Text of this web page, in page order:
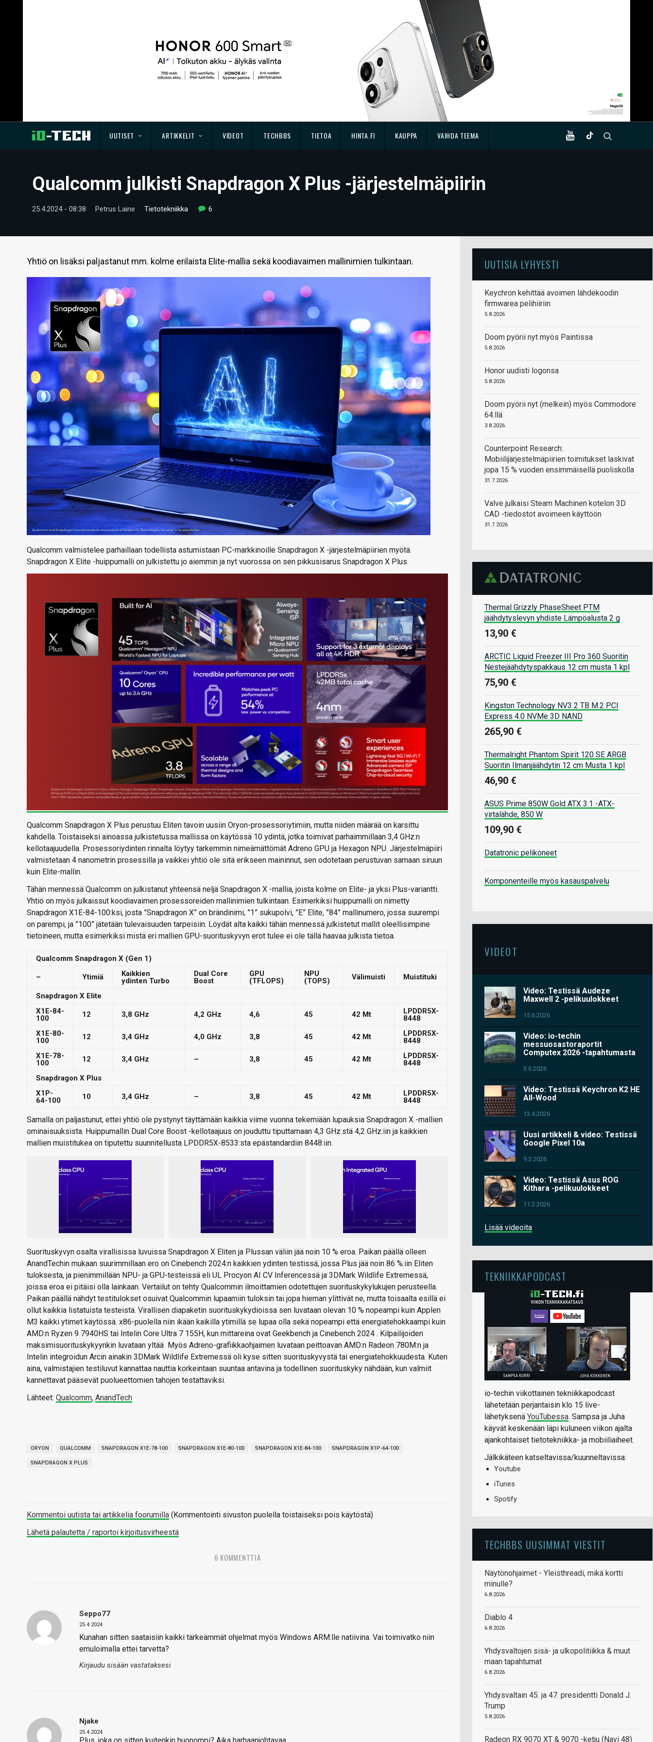
UUTISET ARTIKKELIT VIDEOT TECHBBS TIETOA HINTA.FI KAUPPA VAIHDA TEEMA
Qualcomm julkisti Snapdragon X Plus -järjestelmäpiirin
25.4.2024 - 08:38 Petrus Laine Tietotekniikka 6
Yhtiö on lisäksi paljastanut mm. kolme erilaista Elite-mallia sekä koodiavaimen mallinimien tulkintaan.
Qualcomm valmistelee parhaillaan todellista astumistaan PC-markkinoille Snapdragon X -järjestelmäpiirien myötä.
Snapdragon X Elite -huippumalli on julkistettu jo aiemmin ja nyt vuorossa on sen pikkusisarus Snapdragon X Plus.
Qualcomm Snapdragon X Plus perustuu Eliten tavoin uusiin Oryon-prosessoriytimiin, mutta niiden määrää on karsittu
kahdella. Toistaiseksi ainoassa julkistetussa mallissa on käytössä 10 ydintä, jotka toimivat parhaimmillaan 3,4 GHz:n
kellotaajuudella. Prosessoriydinten rinnalta löytyy tarkemmin nimeämättömät Adreno GPU ja Hexagon NPU. Järjestelmäpiiri
valmistetaan 4 nanometrin prosessilla ja vaikkei yhtiö ole sitä erikseen maininnut, sen odotetaan perustuvan samaan siruun
kuin Elite-mallin.
Tähän mennessä Qualcomm on julkistanut yhteensä neljä Snapdragon X -mallia, joista kolme on Elite- ja yksi Plus-variantti.
Yhtiö on myös julkaissut koodiavaimen prosessoreiden mallinimien tulkintaan. Esimerkiksi huippumalli on nimetty
Snapdragon X1E-84-100:ksi, josta ”Snapdragon X” on brändinimi, ”1” sukupolvi, ”E” Elite, ”84” mallinumero, jossa suurempi
on parempi, ja ”100” jätetään tulevaisuuden tarpeisiin. Löydät alta kaikki tähän mennessä julkistetut mallit oleellisimpine
tietoineen, mutta esimerkiksi mistä eri mallien GPU-suorituskyvyn erot tulee ei ole tällä haavaa julkista tietoa.
Qualcomm Snapdragon X (Gen 1)
– Ytimiä
Kaikkien
ydinten Turbo
Dual Core
Boost
GPU
(TFLOPS)
NPU
(TOPS)
Välimuisti Muistituki
Snapdragon X Elite
X1E-84-
100
12 3,8 GHz 4,2 GHz 4,6 45 42 Mt
LPDDR5X-
8448
X1E-80-
100
12 3,4 GHz 4,0 GHz 3,8 45 42 Mt
LPDDR5X-
8448
X1E-78-
100
12 3,4 GHz – 3,8 45 42 Mt
LPDDR5X-
8448
Snapdragon X Plus
X1P-
64-100
10 3,4 GHz – 3,8 45 42 Mt
LPDDR5X-
8448
Samalla on paljastunut, ettei yhtiö ole pystynyt täyttämään kaikkia viime vuonna tekemiään lupauksia Snapdragon X -mallien
ominaisuuksista. Huippumallin Dual Core Boost -kellotaajuus on jouduttu tiputtamaan 4,3 GHz:stä 4,2 GHz:iin ja kaikkien
mallien muistitukea on tiputettu suunnitellusta LPDDR5X-8533:sta epästandardiin 8448:iin.
Suorituskyvyn osalta virallisissa luvuissa Snapdragon X Eliten ja Plussan väliin jää noin 10 % eroa. Paikan päällä olleen
AnandTechin mukaan suurimmillaan ero on Cinebench 2024:n kaikkien ydinten testissä, jossa Plus jää noin 86 %:iin Eliten
tuloksesta, ja pienimmillään NPU- ja GPU-testeissä eli UL Procyon AI CV Inferencessä ja 3DMark Wildlife Extremessä,
joissa eroa ei pitäisi olla lainkaan. Vertailut on tehty Qualcommin ilmoittamien odotettujen suorituskykylukujen perusteella.
Paikan päällä nähdyt testitulokset osuivat Qualcommin lupaamiin tuloksin tai jopa hieman ylittivät ne, mutta toisaalta esillä ei
ollut kaikkia listatuista testeistä. Virallisen diapaketin suorituskykydioissa sen luvataan olevan 10 % nopeampi kuin Applen
M3 kaikki ytimet käytössä. x86-puolella niin ikään kaikilla ytimillä se lupaa olla sekä nopeampi että energiatehokkaampi kuin
AMD:n Ryzen 9 7940HS tai Intelin Core Ultra 7 155H, kun mittareina ovat Geekbench ja Cinebench 2024 . Kilpailijoiden
maksimisuorituskykyynkin luvataan yltää Myös Adreno-grafiikkaohjaimen luvataan peittoavan AMD:n Radeon 780M:n ja
Intelin integroidun Arcin ainakin 3DMark Wildlife Extremessä oli kyse sitten suorituskyvystä tai energiatehokkuudesta. Kuten
aina, valmistajien testiluvut kannattaa nauttia korkeintaan suuntaa antavina ja todellinen suorituskyky nähdään, kun valmiit
kannettavat pääsevät puolueettomien tahojen testattaviksi.
Lähteet: Qualcomm, AnandTech
ORYON QUALCOMM SNAPDRAGON X1E-78-100 SNAPDRAGON X1E-80-100 SNAPDRAGON X1E-84-100 SNAPDRAGON X1P-64-100
SNAPDRAGON X PLUS
Kommentoi uutista tai artikkelia foorumilla (Kommentointi sivuston puolella toistaiseksi pois käytöstä)
Lähetä palautetta / raportoi kirjoitusvirheestä
6 KOMMENTTIA
Seppo77
25.4.2024
Kunahan sitten saataisiin kaikki tärkeämmät ohjelmat myös Windows ARM:lle natiivina. Vai toimivatko niin
emuloimalla ettei tarvetta?
Kirjaudu sisään vastataksesi
Njake
25.4.2024
UUTISIA LYHYESTI
Keychron kehittää avoimen lähdekoodin
firmwarea pelihiiriin
5.8.2026
Doom pyörii nyt myös Paintissa
5.8.2026
Honor uudisti logonsa
5.8.2026
Doom pyörii nyt (melkein) myös Commodore
64:llä
3.8.2026
Counterpoint Research:
Mobiilijärjestelmäpiirien toimitukset laskivat
jopa 15 % vuoden ensimmäisellä puoliskolla
31.7.2026
Valve julkaisi Steam Machinen kotelon 3D
CAD -tiedostot avoimeen käyttöön
31.7.2026
Thermal Grizzly PhaseSheet PTM
jäähdytyslevyn yhdiste Lämpöalusta 2 g
13,90 €
ARCTIC Liquid Freezer III Pro 360 Suoritin
Nestejäähdytyspakkaus 12 cm musta 1 kpl
75,90 €
Kingston Technology NV3 2 TB M.2 PCI
Express 4.0 NVMe 3D NAND
265,90 €
Thermalright Phantom Spirit 120 SE ARGB
Suoritin Ilmanjäähdytin 12 cm Musta 1 kpl
46,90 €
ASUS Prime 850W Gold ATX 3.1 -ATX-
virtalähde, 850 W
109,90 €
Datatronic pelikoneet
Komponenteille myös kasauspalvelu
VIDEOT
Video: Testissä Audeze
Maxwell 2 -pelikuulokkeet
15.6.2026
Video: io-techin
messuosastoraportit
Computex 2026 -tapahtumasta
3.6.2026
Video: Testissä Keychron K2 HE
All-Wood
13.4.2026
Uusi artikkeli & video: Testissä
Google Pixel 10a
9.3.2026
Video: Testissä Asus ROG
Kithara -pelikuulokkeet
11.2.2026
Lisää videoita
TEKNIIKKAPODCAST
io-techin viikottainen tekniikkapodcast
lähetetään perjantaisin klo 15 live-
lähetyksenä YouTubessa. Sampsa ja Juha
käyvät keskenään läpi kuluneen viikon ajalta
ajankohtaiset tietotekniikka- ja mobiiliaiheet.
Jälkikäteen katseltavissa/kuunneltavissa:
Youtube
iTunes
Spotify
TECHBBS UUSIMMAT VIESTIT
Näytönohjaimet - Yleisthreadi, mikä kortti
minulle?
6.8.2026
Diablo 4
6.8.2026
Yhdysvaltojen sisä- ja ulkopolitiikka & muut
maan tapahtumat
6.8.2026
Yhdysvaltain 45. ja 47. presidentti Donald J.
Trump
5.8.2026
Radeon RX 9070 XT & 9070 -ketju (Navi 48)